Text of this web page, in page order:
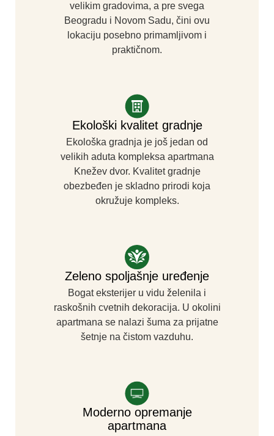
velikim gradovima, a pre svega
Beogradu i Novom Sadu, čini ovu
lokaciju posebno primamljivom i
praktičnom.
Ekološki kvalitet gradnje
Ekološka gradnja je još jedan od
velikih aduta kompleksa apartmana
Knežev dvor. Kvalitet gradnje
obezbeđen je skladno prirodi koja
okružuje kompleks.
Zeleno spoljašnje uređenje
Bogat eksterijer u vidu želenila i
raskošnih cvetnih dekoracija. U okolini
apartmana se nalazi šuma za prijatne
šetnje na čistom vazduhu.
Moderno opremanje
apartmana